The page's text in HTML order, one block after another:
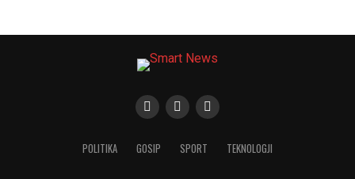
POLITIKA GOSIP SPORT TEKNOLOGJI